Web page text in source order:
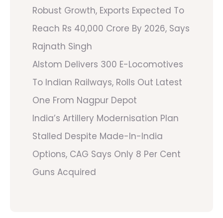
Robust Growth, Exports Expected To
Reach Rs 40,000 Crore By 2026, Says
Rajnath Singh
Alstom Delivers 300 E-Locomotives
To Indian Railways, Rolls Out Latest
One From Nagpur Depot
India’s Artillery Modernisation Plan
Stalled Despite Made-In-India
Options, CAG Says Only 8 Per Cent
Guns Acquired